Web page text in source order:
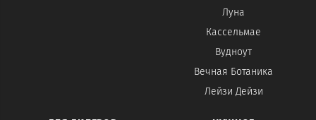
Луна
Кассельмае
Вудноут
Вечная Ботаника
Лейзи Дейзи